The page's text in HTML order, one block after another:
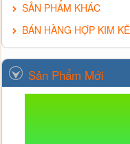
SẢN PHẨM KHÁC
BÁN HÀNG HỢP KIM
Sản Phẩm Mới